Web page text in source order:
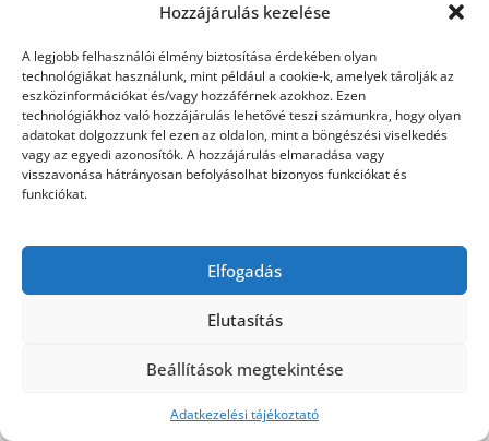
Hozzájárulás kezelése
A legjobb felhasználói élmény biztosítása érdekében olyan
technológiákat használunk, mint például a cookie-k, amelyek tárolják az
eszközinformációkat és/vagy hozzáférnek azokhoz. Ezen
technológiákhoz való hozzájárulás lehetővé teszi számunkra, hogy olyan
adatokat dolgozzunk fel ezen az oldalon, mint a böngészési viselkedés
vagy az egyedi azonosítók. A hozzájárulás elmaradása vagy
visszavonása hátrányosan befolyásolhat bizonyos funkciókat és
funkciókat.
Elfogadás
Elutasítás
Beállítások megtekintése
Adatkezelési tájékoztató
esküvői hajdíszek